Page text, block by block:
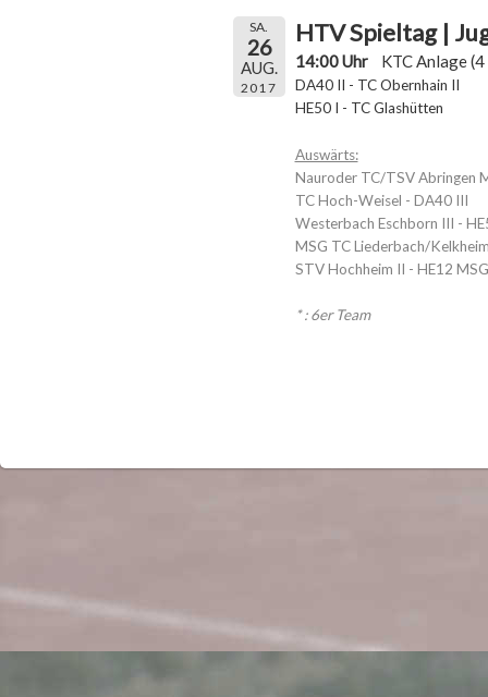
SA.
26
AUG.
2017
HTV Spieltag |
14:00 Uhr KTC Anlage
DA40 II - TC Obernhain II
HE50 I - TC Glashütten
Auswärts:
Nauroder TC/TSV Abringen
TC Hoch-Weisel - DA40 III
Westerbach Eschborn III -
MSG TC Liederbach/
STV Hochheim II - HE12 MSG
* : 6er Team